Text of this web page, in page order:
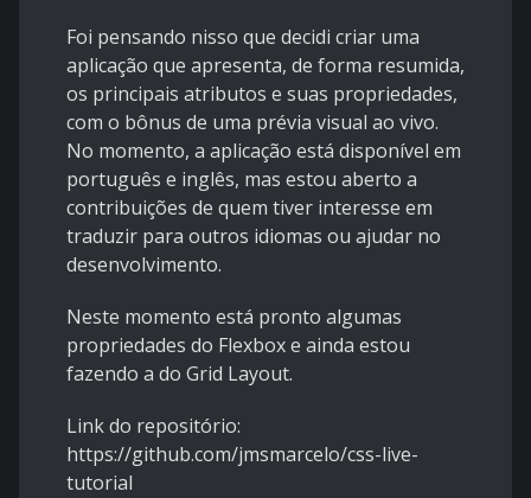
Foi pensando nisso que decidi criar uma
aplicação que apresenta, de forma resumida,
os principais atributos e suas propriedades,
com o bônus de uma prévia visual ao vivo.
No momento, a aplicação está disponível em
português e inglês, mas estou aberto a
contribuições de quem tiver interesse em
traduzir para outros idiomas ou ajudar no
desenvolvimento.
Neste momento está pronto algumas
propriedades do Flexbox e ainda estou
fazendo a do Grid Layout.
Link do repositório:
https://github.com/jmsmarcelo/css-live-
tutorial